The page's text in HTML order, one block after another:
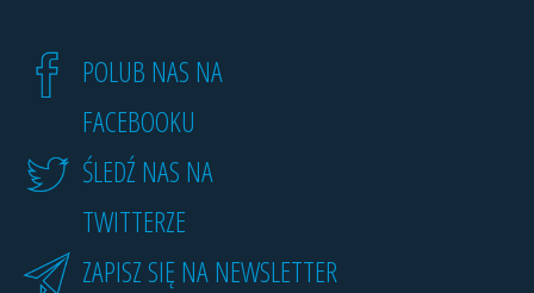
POLUB NAS NA
FACEBOOKU
ŚLEDŹ NAS NA
TWITTERZE
ZAPISZ SIĘ NA NEWSLETTER